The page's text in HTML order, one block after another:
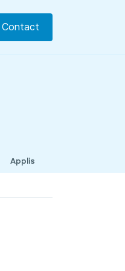
Contact
Applis